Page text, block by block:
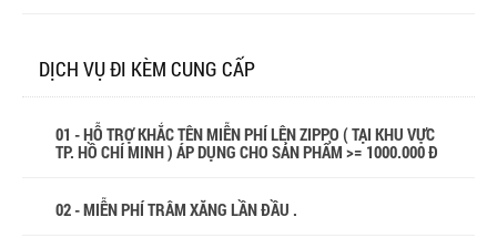
DỊCH VỤ ĐI KÈM CUNG CẤP
01 - HỖ TRỢ KHẮC TÊN MIỄN PHÍ LÊN ZIPPO ( TẠI KHU VỰC
TP. HỒ CHÍ MINH ) ÁP DỤNG CHO SẢN PHẨM >= 1000.000 Đ
02 - MIỄN PHÍ TRÂM XĂNG LẦN ĐẦU .